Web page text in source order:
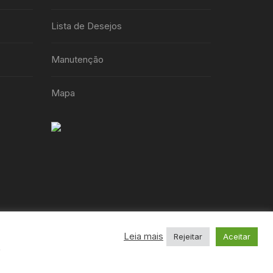
Lista de Desejos
Manutenção
Mapa
Leia mais Rejeitar Aceitar